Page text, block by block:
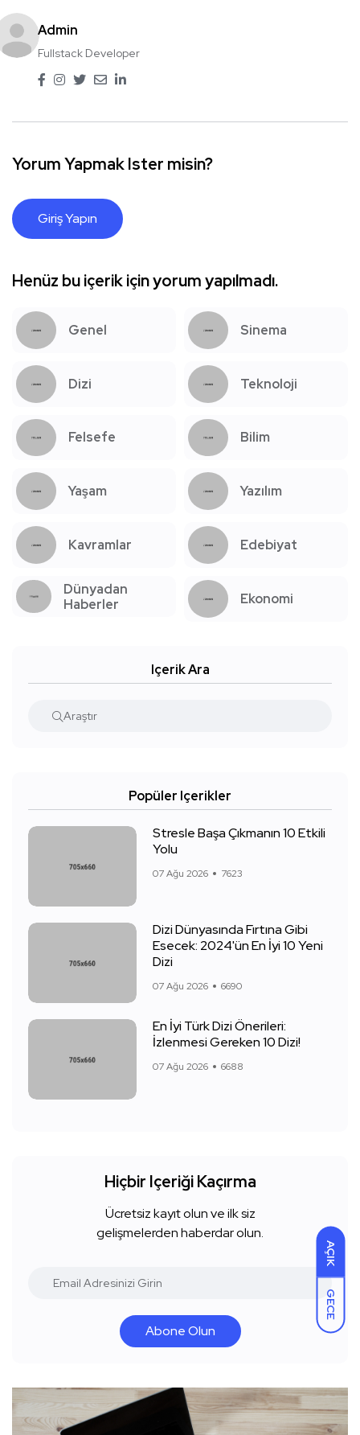
AÇIK
GECE
Admin
Fullstack Developer
Yorum Yapmak Ister misin?
Giriş Yapın
Henüz bu içerik için yorum yapılmadı.
Genel Sinema
Dizi Teknoloji
Felsefe Bilim
Yaşam Yazılım
Kavramlar Edebiyat
Dünyadan
Haberler
Ekonomi
Içerik Ara
Popüler Içerikler
Stresle Başa Çıkmanın 10 Etkili
Yolu
07 Ağu 2026 7623
Dizi Dünyasında Fırtına Gibi
Esecek: 2024'ün En İyi 10 Yeni
Dizi
07 Ağu 2026 6690
En İyi Türk Dizi Önerileri:
İzlenmesi Gereken 10 Dizi!
07 Ağu 2026 6688
Hiçbir Içeriği Kaçırma
Ücretsiz kayıt olun ve ilk siz
gelişmelerden haberdar olun.
Abone Olun